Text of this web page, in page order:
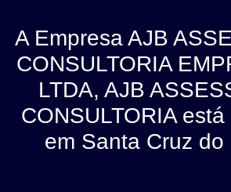
A Empresa AJB
CONSULTORIA
LTDA, AJB
CONSULTORIA
em Santa Cruz do